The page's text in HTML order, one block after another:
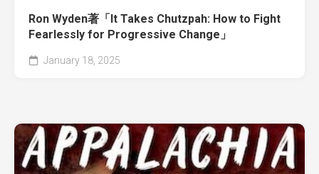
Ron Wyden著「It Takes Chutzpah: How to Fight
Fearlessly for Progressive Change」
January 18, 2025